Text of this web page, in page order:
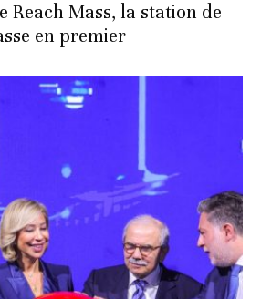
Reach Mass, la station de
en premier